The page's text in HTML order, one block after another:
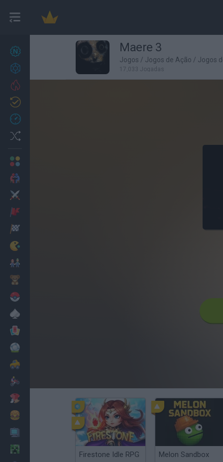
27 Maere 3
Jogos / Jogos de Ação / Jogos
17,033 Jogadas
Firestone Idle RPG Melon Sandbox